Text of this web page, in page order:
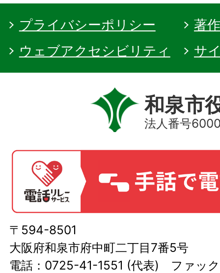
プライバシーポリシー
著
ウェブアクセシビリティ
サ
和泉市
法人番号
〒594-8501
大阪府和泉市府中町二丁目7番5号
電話：0725-41-1551 (代表) ファッ